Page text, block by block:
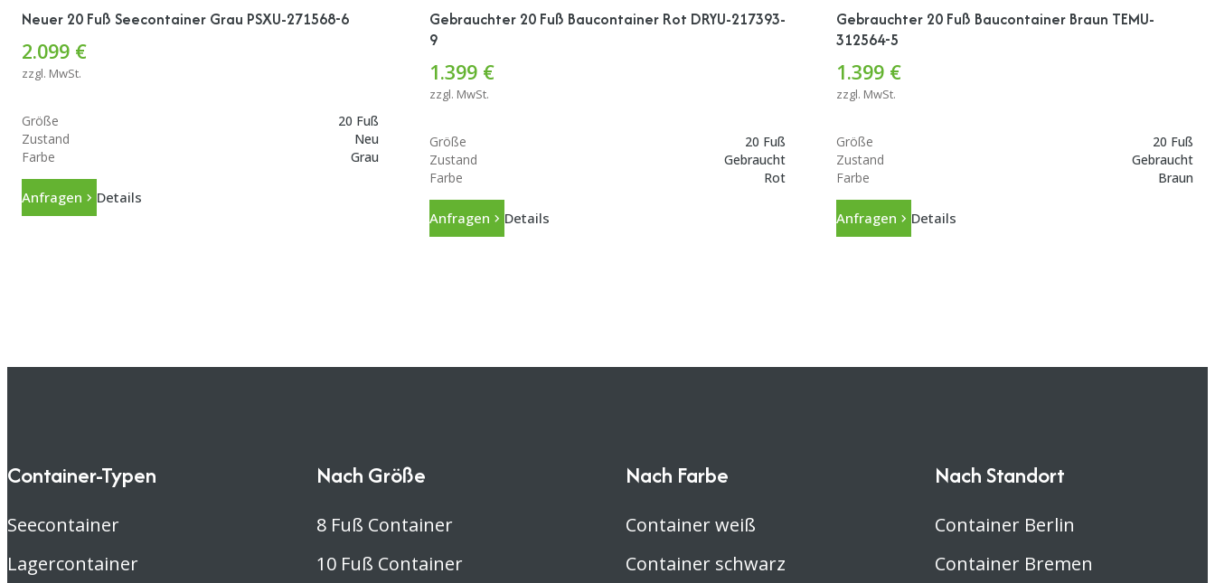
Neuer 20 Fuß Seecontainer Grau PSXU-271568-6
2.099 €
zzgl. MwSt.
Größe
20 Fuß
Zustand
Neu
Farbe
Grau
Anfragen Details
Gebrauchter 20 Fuß Baucontainer Rot DRYU-217393-
9
1.399 €
zzgl. MwSt.
Größe
20 Fuß
Zustand
Gebraucht
Farbe
Rot
Anfragen Details
Gebrauchter 20 Fuß Baucontainer Braun TEMU-
312564-5
1.399 €
zzgl. MwSt.
Größe
20 Fuß
Zustand
Gebraucht
Farbe
Braun
Anfragen Details
Container-Typen
Seecontainer
Lagercontainer
Nach Größe
8 Fuß Container
10 Fuß Container
Nach Farbe
Container weiß
Container schwarz
Nach Standort
Container Berlin
Container Bremen